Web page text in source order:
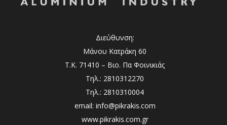
Διεύθυνση:
Μάνου Κατράκη 60
Τ.Κ. 71410 – Βιο. Πα Φοινικιάς
Τηλ.: 2810312270
Τηλ.: 2810310004
email: info@pikrakis.com
www.pikrakis.com.gr